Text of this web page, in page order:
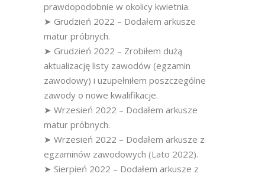
prawdopodobnie w okolicy kwietnia.
➤ Grudzień 2022 – Dodałem arkusze
matur próbnych.
➤ Grudzień 2022 – Zrobiłem dużą
aktualizację listy zawodów (egzamin
zawodowy) i uzupełniłem poszczególne
zawody o nowe kwalifikacje.
➤ Wrzesień 2022 – Dodałem arkusze
matur próbnych.
➤ Wrzesień 2022 – Dodałem arkusze z
egzaminów zawodowych (Lato 2022).
➤ Sierpień 2022 – Dodałem arkusze z